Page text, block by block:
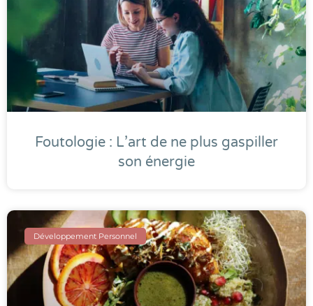
Foutologie : L’art de ne plus gaspiller
son énergie
Développement Personnel